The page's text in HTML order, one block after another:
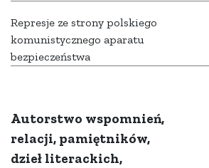
Represje ze strony polskiego
komunistycznego aparatu
bezpieczeństwa
Autorstwo wspomnień,
relacji, pamiętników,
dzieł literackich,